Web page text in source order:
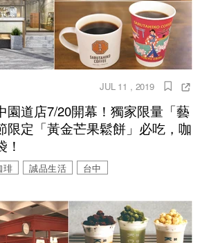
JUL 11 , 2019
園道店7/20開幕！獨家限量「藝
限定「黃金芒果鬆餅」必吃，咖
琲 誠品生活 台中